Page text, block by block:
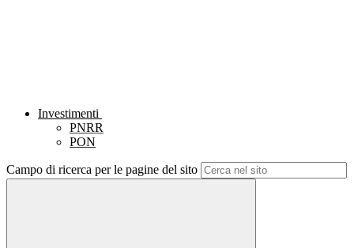
Investimenti
PNRR
PON
Campo di ricerca per le pagine del sito